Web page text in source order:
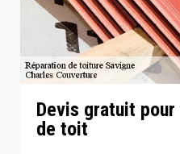
Devis gratuit
de toit